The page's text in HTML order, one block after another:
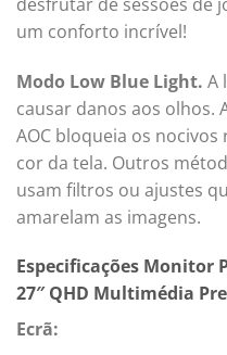
um conforto incrível!
Modo Low Blue Light. A
causar danos aos olhos.
AOC bloqueia os
cor da tela. Outros
usam filtros ou ajustes
amarelam as imagens.
Especificações Monitor
27″ QHD Multimédia
Ecrã: